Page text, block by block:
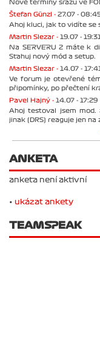
Nové termíny srazu ve
Štefan Günzl - 27.07 -
Ahoj kluci, jak to vidíte se
Martin Slezar - 19.07 -
Na SERVERU 2 máte k
Stahuj nový mód a setup.
Martin Slezar - 14.07 -
Ve forum je otevřené
připomínky, po přečtení
Pavel Hajný - 14.07 - 17:29
Ahoj testoval jsem mod.
jinak (DRS) reaguje jen
ANKETA
anketa není aktivní
• ukázat ankety
TEAMSPEAK